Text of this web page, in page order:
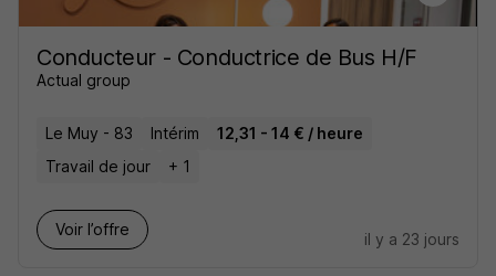
Conducteur - Conductrice de Bus H/F
Actual group
Le Muy - 83 Intérim
12,31 - 14 € / heure
Travail de jour
+ 1
Voir l’offre
il y a 23 jours